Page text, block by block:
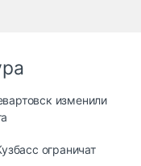
изменили
ограничат